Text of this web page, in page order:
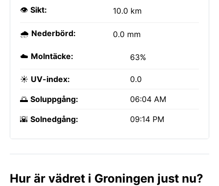
👁️ Sikt: 10.0 km
🌧️ Nederbörd: 0.0 mm
☁️ Molntäcke: 63%
☀️ UV-index: 0.0
🌅 Soluppgång: 06:04 AM
🌇 Solnedgång: 09:14 PM
Hur är vädret i Groningen just nu?